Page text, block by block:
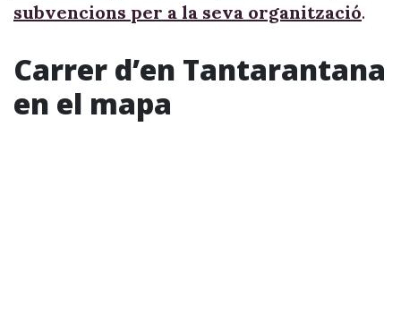
subvencions per a la seva organització.
Carrer d’en Tantarantana
en el mapa